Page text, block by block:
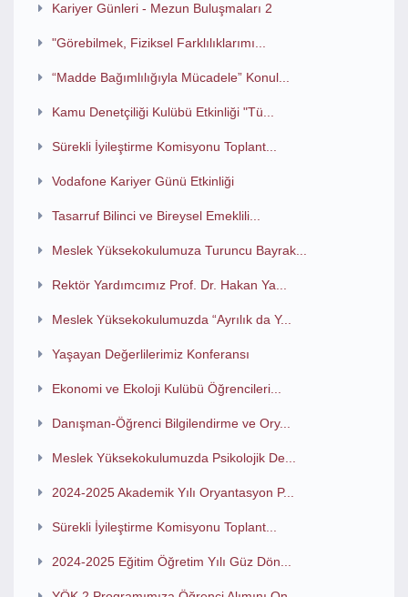
Kariyer Günleri - Mezun Buluşmaları 2
"Görebilmek, Fiziksel Farklılıklarımı...
“Madde Bağımlılığıyla Mücadele” Konul...
Kamu Denetçiliği Kulübü Etkinliği "Tü...
Sürekli İyileştirme Komisyonu Toplant...
Vodafone Kariyer Günü Etkinliği
Tasarruf Bilinci ve Bireysel Emeklili...
Meslek Yüksekokulumuza Turuncu Bayrak...
Rektör Yardımcımız Prof. Dr. Hakan Ya...
Meslek Yüksekokulumuzda “Ayrılık da Y...
Yaşayan Değerlilerimiz Konferansı
Ekonomi ve Ekoloji Kulübü Öğrencileri...
Danışman-Öğrenci Bilgilendirme ve Ory...
Meslek Yüksekokulumuzda Psikolojik De...
2024-2025 Akademik Yılı Oryantasyon P...
Sürekli İyileştirme Komisyonu Toplant...
2024-2025 Eğitim Öğretim Yılı Güz Dön...